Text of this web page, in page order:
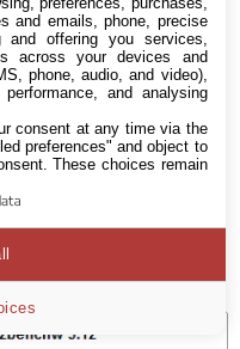
disques durs 2,5″ fera
modèles 3,5″, et ce,
et de
prix, mais il est
capacité, par
and emails, phone, precise
and offering you services,
across your devices and
phone, audio, and video),
and analysing
consent at any time via the
preferences" and object to
These choices remain